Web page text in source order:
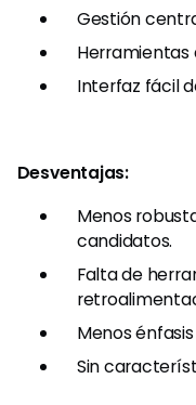
Gestión
Interfaz fácil
Desventajas:
Menos
candidatos.
Falta de
Menos
Sin